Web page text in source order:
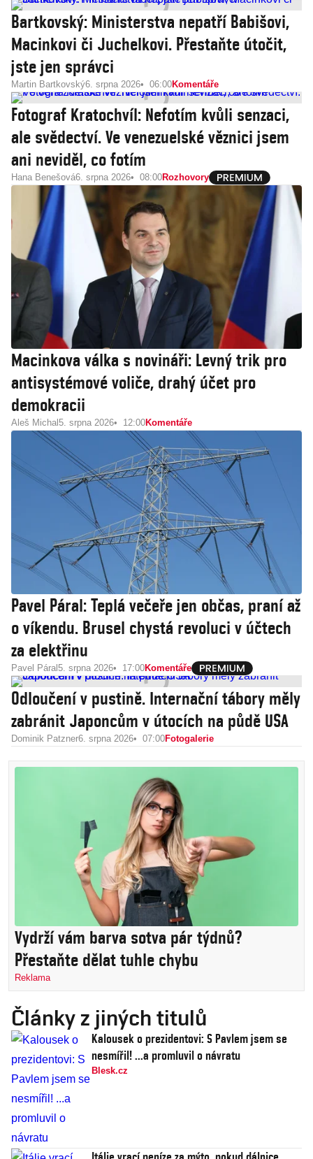
Bartkovský: Ministerstva nepatří Babišovi,
Macinkovi či Juchelkovi. Přestaňte útočit,
jste jen správci
Martin Bartkovský6. srpna 2026 06:00Komentáře
Fotograf Kratochvíl: Nefotím kvůli senzaci,
ale svědectví. Ve venezuelské věznici jsem
ani neviděl, co fotím
Hana Benešová6. srpna 2026 08:00Rozhovory
Macinkova válka s novináři: Levný trik pro
antisystémové voliče, drahý účet pro
demokracii
Aleš Michal 5. srpna 2026 12:00Komentáře
Pavel Páral: Teplá večeře jen občas, praní až
o víkendu. Brusel chystá revoluci v účtech
za elektřinu
Pavel Páral 5. srpna 2026 17:00Komentáře
Odloučení v pustině. Internační tábory měly
zabránit Japoncům v útocích na půdě USA
Dominik Patzner6. srpna 2026 07:00Fotogalerie
Vydrží vám barva sotva pár týdnů?
Přestaňte dělat tuhle chybu
Reklama
Články z jiných titulů
Kalousek o prezidentovi: S Pavlem jsem se
nesmířil! ...a promluvil o návratu
Blesk.cz